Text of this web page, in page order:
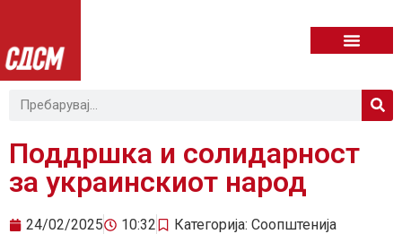
Поддршка и солидарност
за украинскиот народ
24/02/2025 10:32 Категорија: Соопштенија